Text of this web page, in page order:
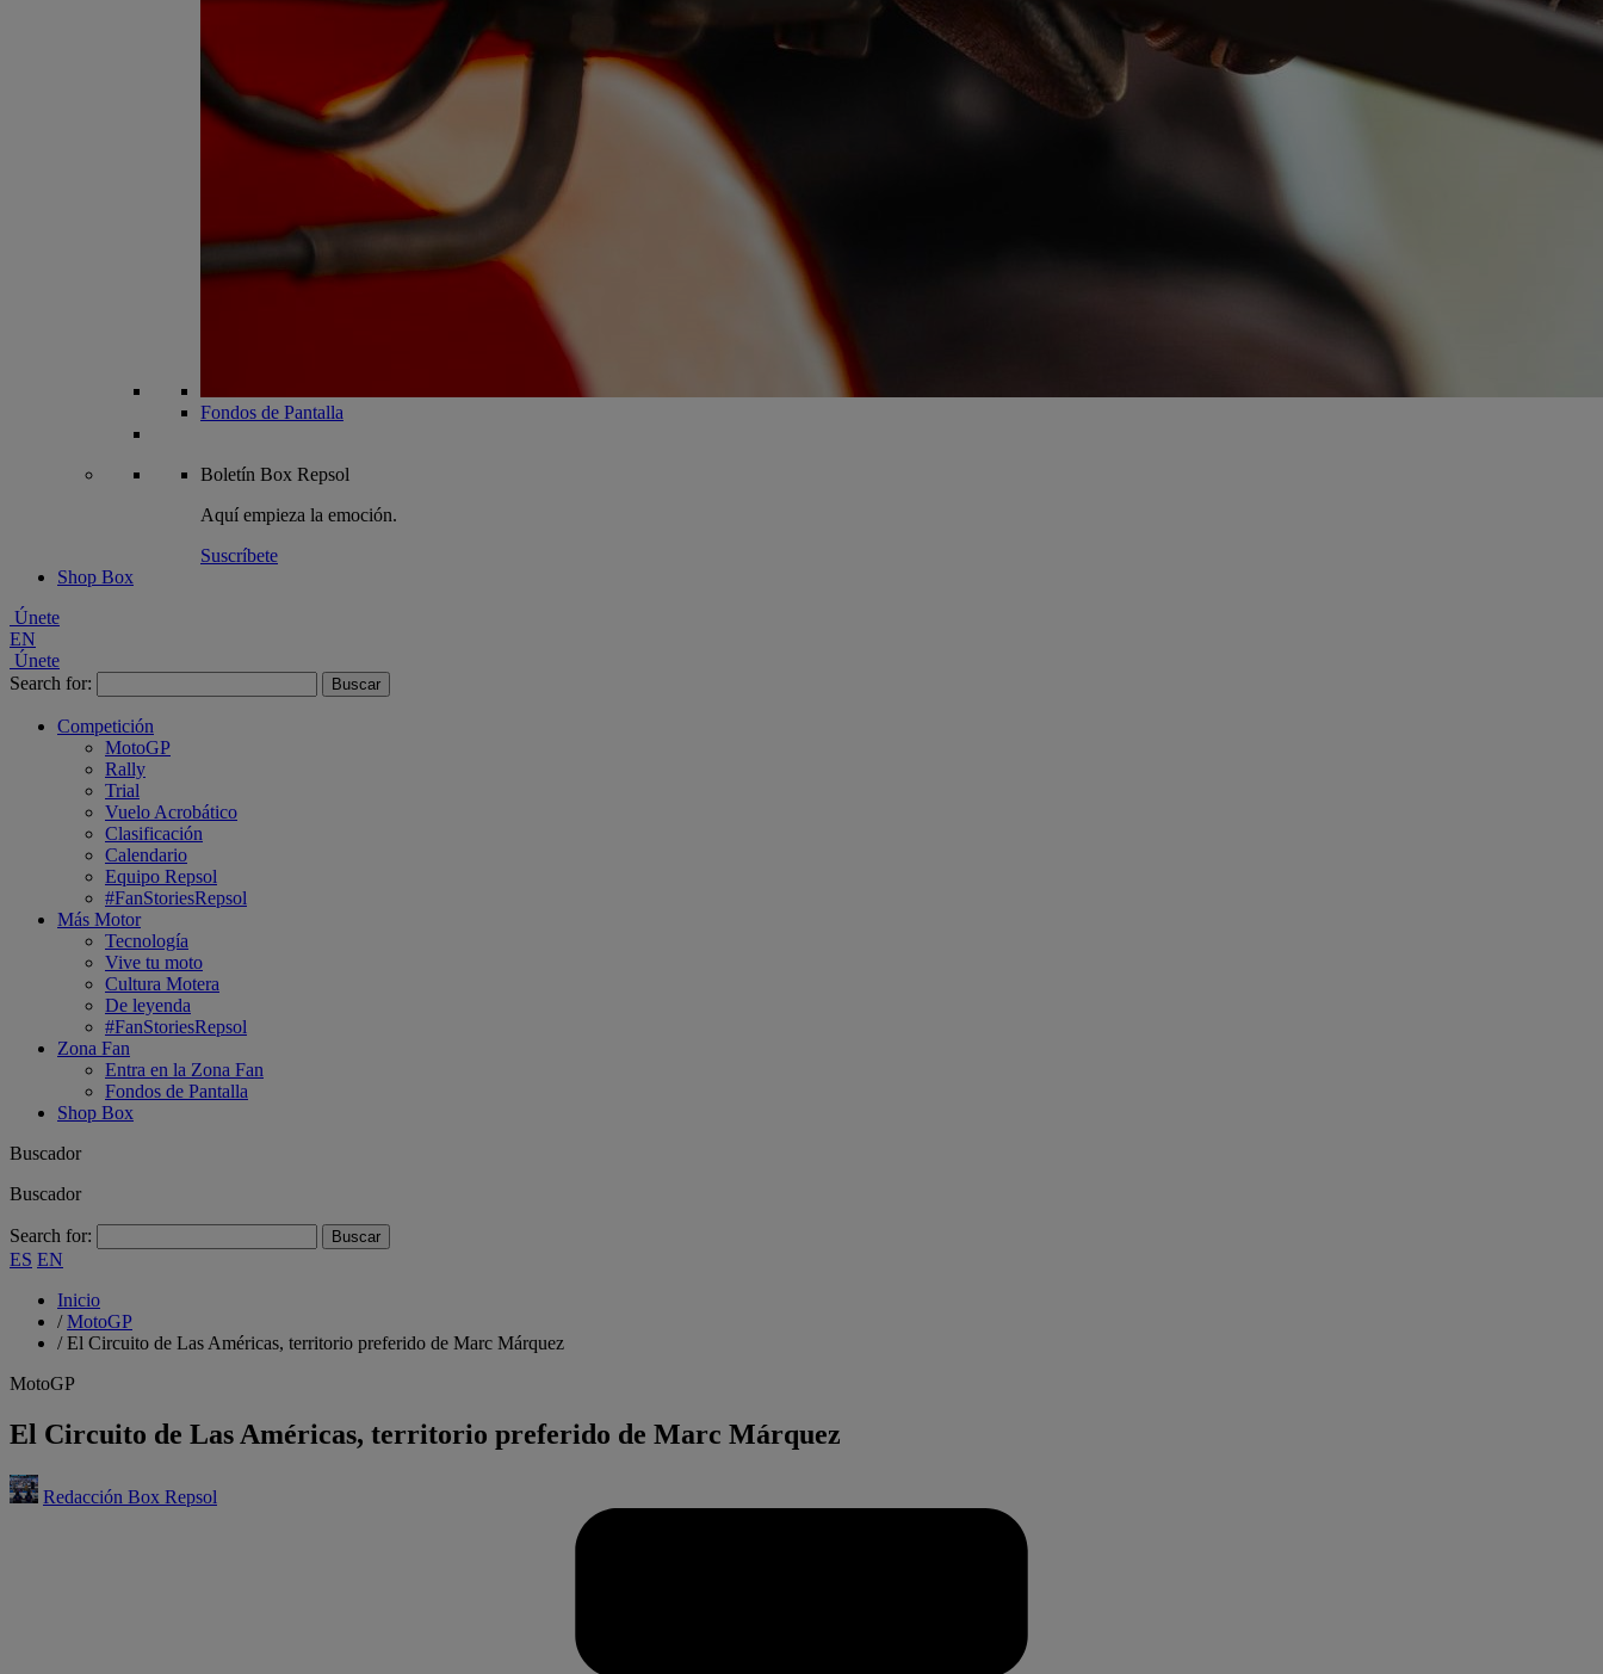
Fondos de Pantalla
Boletín Box Repsol
Aquí empieza la emoción.
Suscríbete
Shop Box
Únete
EN
Únete
Search for:
Competición
MotoGP
Rally
Trial
Vuelo Acrobático
Clasificación
Calendario
Equipo Repsol
#FanStoriesRepsol
Más Motor
Tecnología
Vive tu moto
Cultura Motera
De leyenda
#FanStoriesRepsol
Zona Fan
Entra en la Zona Fan
Fondos de Pantalla
Shop Box
Buscador
Buscador
Search for:
ES EN
Inicio
/MotoGP
/El Circuito de Las Américas, territorio preferido de Marc Márquez
MotoGP
El Circuito de Las Américas, territorio preferido de Marc Márquez
Redacción Box Repsol